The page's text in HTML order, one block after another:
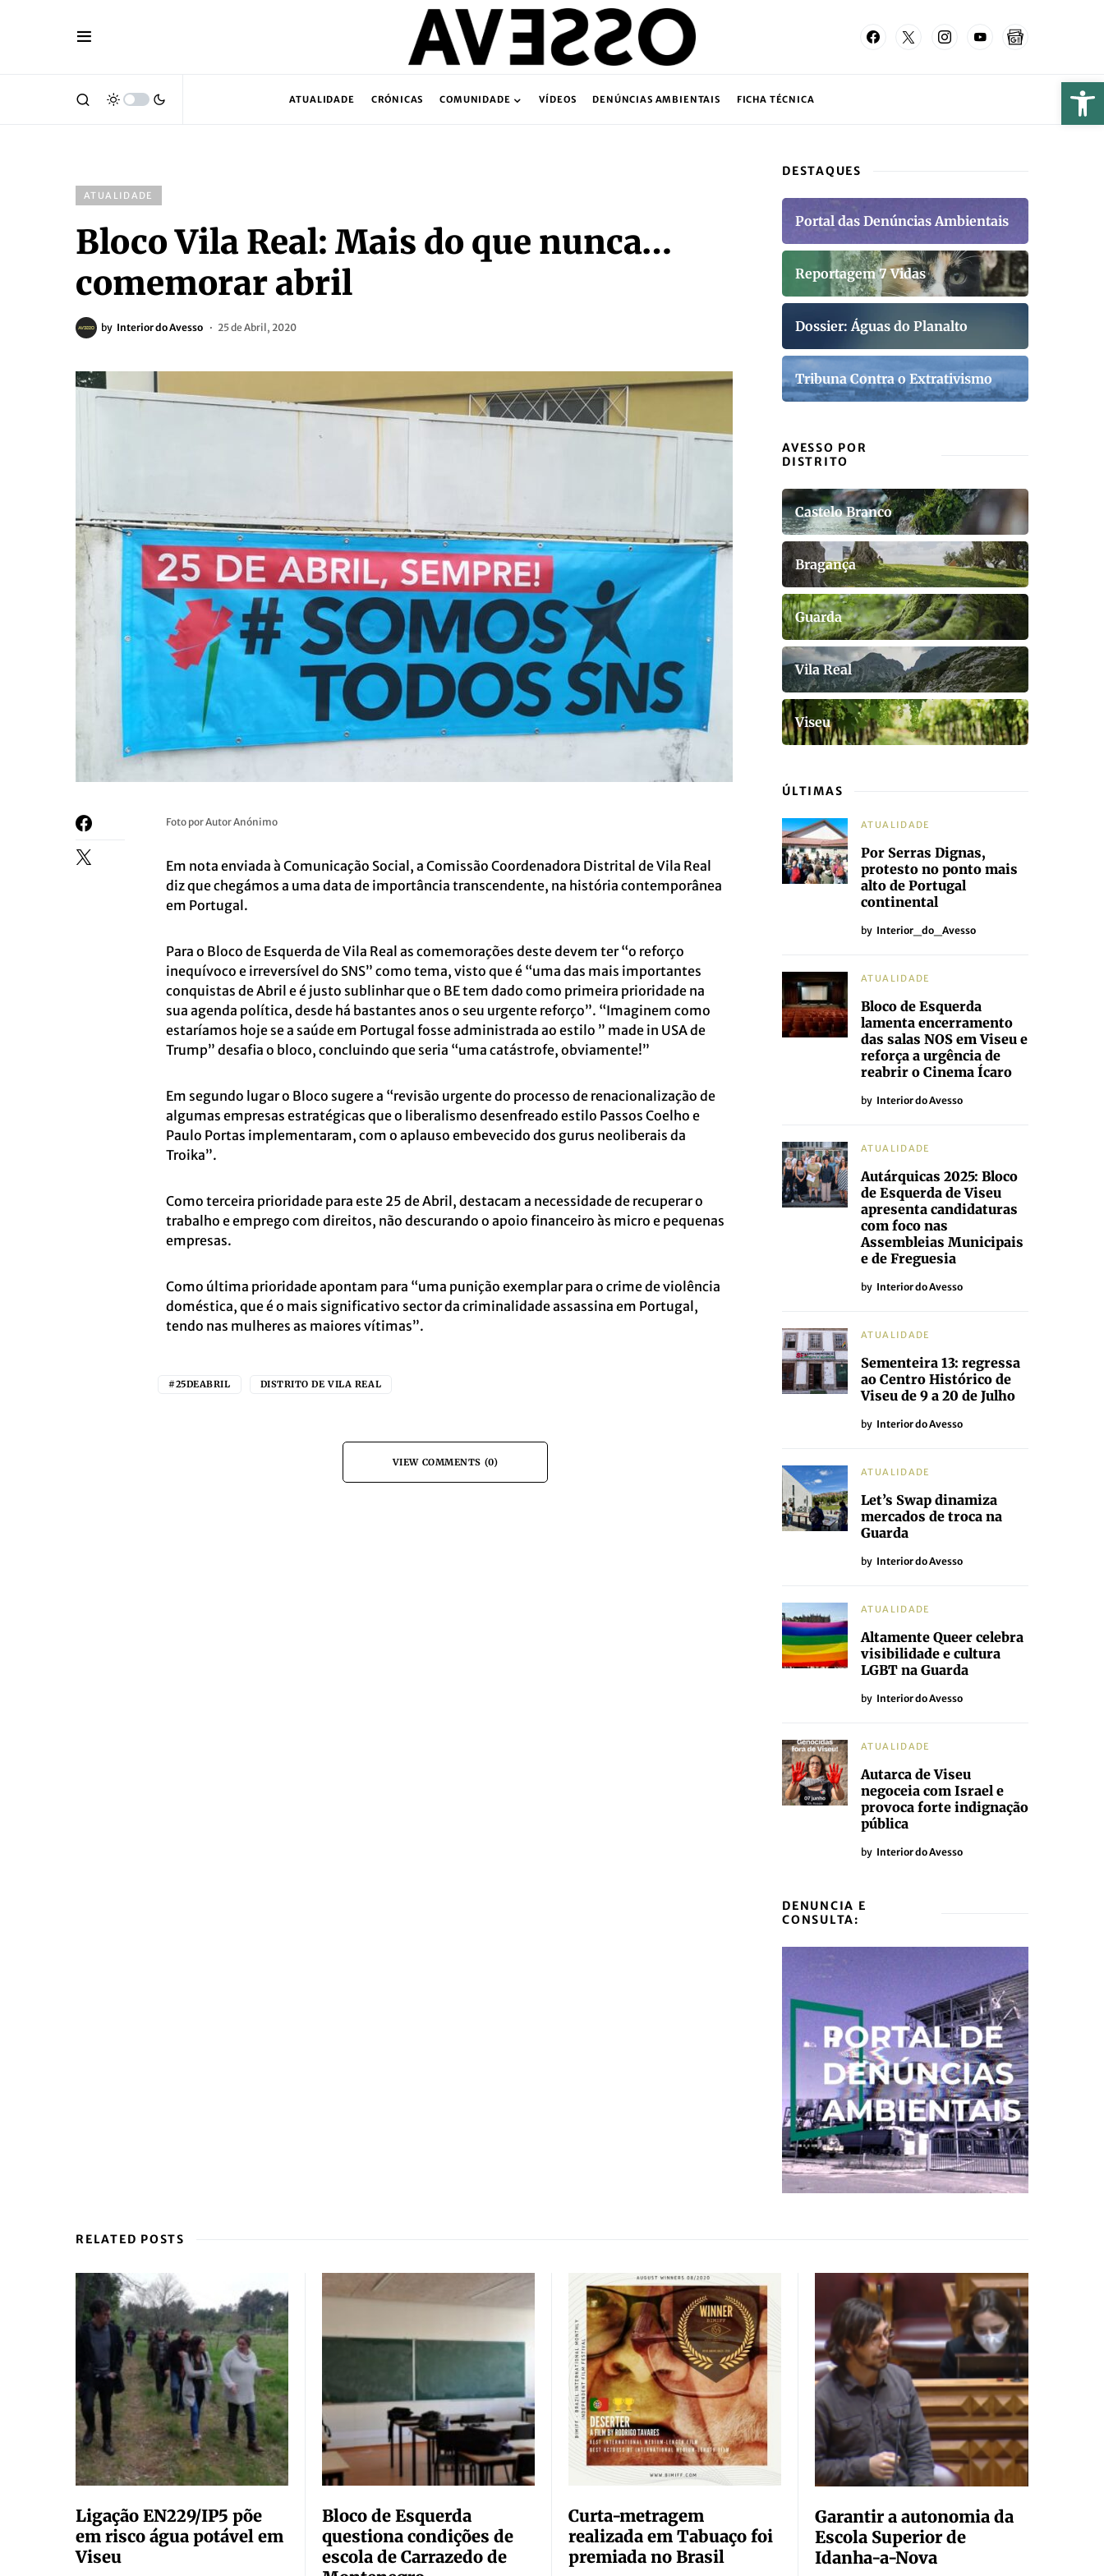
ATUALIDADE CRÓNICAS COMUNIDADE VÍDEOS DENÚNCIAS AMBIENTAIS FICHA TÉCNICA
ATUALIDADE
Bloco Vila Real: Mais do que nunca…
comemorar abril
by Interior do Avesso 25 de Abril, 2020
Foto por Autor Anónimo
Em nota enviada à Comunicação Social, a Comissão Coordenadora Distrital de Vila Real
diz que chegámos a uma data de importância transcendente, na história contemporânea
em Portugal.
Para o Bloco de Esquerda de Vila Real as comemorações deste devem ter “o reforço
inequívoco e irreversível do SNS” como tema, visto que é “uma das mais importantes
conquistas de Abril e é justo sublinhar que o BE tem dado como primeira prioridade na
sua agenda política, desde há bastantes anos o seu urgente reforço”. “Imaginem como
estaríamos hoje se a saúde em Portugal fosse administrada ao estilo ” made in USA de
Trump” desafia o bloco, concluindo que seria “uma catástrofe, obviamente!”
Em segundo lugar o Bloco sugere a “revisão urgente do processo de renacionalização de
algumas empresas estratégicas que o liberalismo desenfreado estilo Passos Coelho e
Paulo Portas implementaram, com o aplauso embevecido dos gurus neoliberais da
Troika”.
Como terceira prioridade para este 25 de Abril, destacam a necessidade de recuperar o
trabalho e emprego com direitos, não descurando o apoio financeiro às micro e pequenas
empresas.
Como última prioridade apontam para “uma punição exemplar para o crime de violência
doméstica, que é o mais significativo sector da criminalidade assassina em Portugal,
tendo nas mulheres as maiores vítimas”.
#25DEABRIL DISTRITO DE VILA REAL
VIEW COMMENTS (0)
DESTAQUES
Portal das Denúncias Ambientais
Reportagem 7 Vidas
Dossier: Águas do Planalto
Tribuna Contra o Extrativismo
AVESSO POR
DISTRITO
Castelo Branco
Bragança
Guarda
Vila Real
Viseu
ÚLTIMAS
ATUALIDADE
Por Serras Dignas,
protesto no ponto mais
alto de Portugal
continental
by Interior_do_Avesso
ATUALIDADE
Bloco de Esquerda
lamenta encerramento
das salas NOS em Viseu e
reforça a urgência de
reabrir o Cinema Ícaro
by Interior do Avesso
ATUALIDADE
Autárquicas 2025: Bloco
de Esquerda de Viseu
apresenta candidaturas
com foco nas
Assembleias Municipais
e de Freguesia
by Interior do Avesso
ATUALIDADE
Sementeira 13: regressa
ao Centro Histórico de
Viseu de 9 a 20 de Julho
by Interior do Avesso
ATUALIDADE
Let’s Swap dinamiza
mercados de troca na
Guarda
by Interior do Avesso
ATUALIDADE
Altamente Queer celebra
visibilidade e cultura
LGBT na Guarda
by Interior do Avesso
ATUALIDADE
Autarca de Viseu
negoceia com Israel e
provoca forte indignação
pública
by Interior do Avesso
DENUNCIA E
CONSULTA:
RELATED POSTS
Ligação EN229/IP5 põe
em risco água potável em
Viseu
Bloco de Esquerda
questiona condições de
escola de Carrazedo de
Curta-metragem
realizada em Tabuaço foi
premiada no Brasil
Garantir a autonomia da
Escola Superior de
Idanha-a-Nova